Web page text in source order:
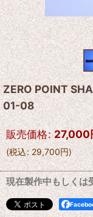
ZERO POINT
01-08
販売価格: 27,000
(税込: 29,700円)
現在製作中もしくは